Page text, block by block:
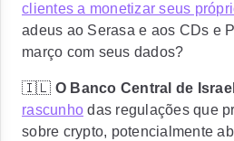
clientes a monetizar seus
adeus ao Serasa e aos CDs e
março com seus dados?
🇮🇱 O Banco Central de Israel
rascunho das regulações que
sobre crypto, potencialmente